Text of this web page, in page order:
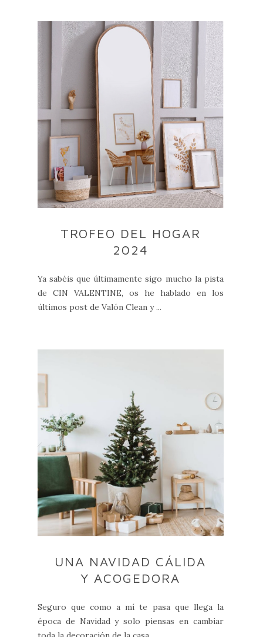
TROFEO DEL HOGAR
2024
Ya sabéis que últimamente sigo mucho la pista
de CIN VALENTINE, os he hablado en los
últimos post de Valón Clean y ...
UNA NAVIDAD CÁLIDA
Y ACOGEDORA
Seguro que como a mí te pasa que llega la
época de Navidad y solo piensas en cambiar